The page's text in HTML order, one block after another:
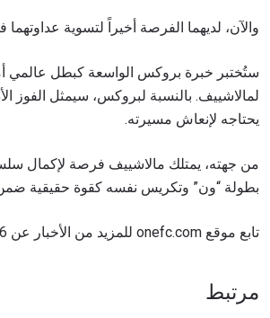
والآن، لديهما الفرصة أخيراً لتسوية عداوتهما
ستُختبر خبرة بروكس الواسعة كبطل عالمي
لمالاشييف. بالنسبة لبروكس، سيمثل الفوز
يحتاجه لإنعاش مسيرته.
من جهته، يمتلك مالاشييف فرصة لإكمال
بطولة “ون” وتكريس نفسه كقوة حقيقية ضمن
تابع موقع onefc.com للمزيد من الأخبار عن ONE Fight Night 36.
مرتبط